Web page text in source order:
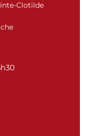
Clotilde